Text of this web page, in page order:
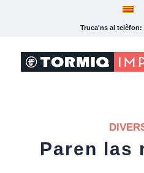
Truca'ns al telèfon:
Paren las